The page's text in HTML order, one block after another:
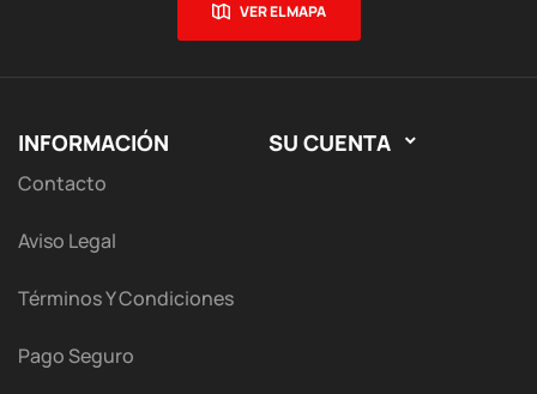
VER EL MAPA
INFORMACIÓN
Contacto
Aviso Legal
Términos Y Condiciones
Pago Seguro
SU CUENTA 